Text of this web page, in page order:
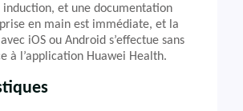
induction, et une documentation
en main est immédiate, et la
iOS ou Android s’effectue sans
à l’application Huawei Health.